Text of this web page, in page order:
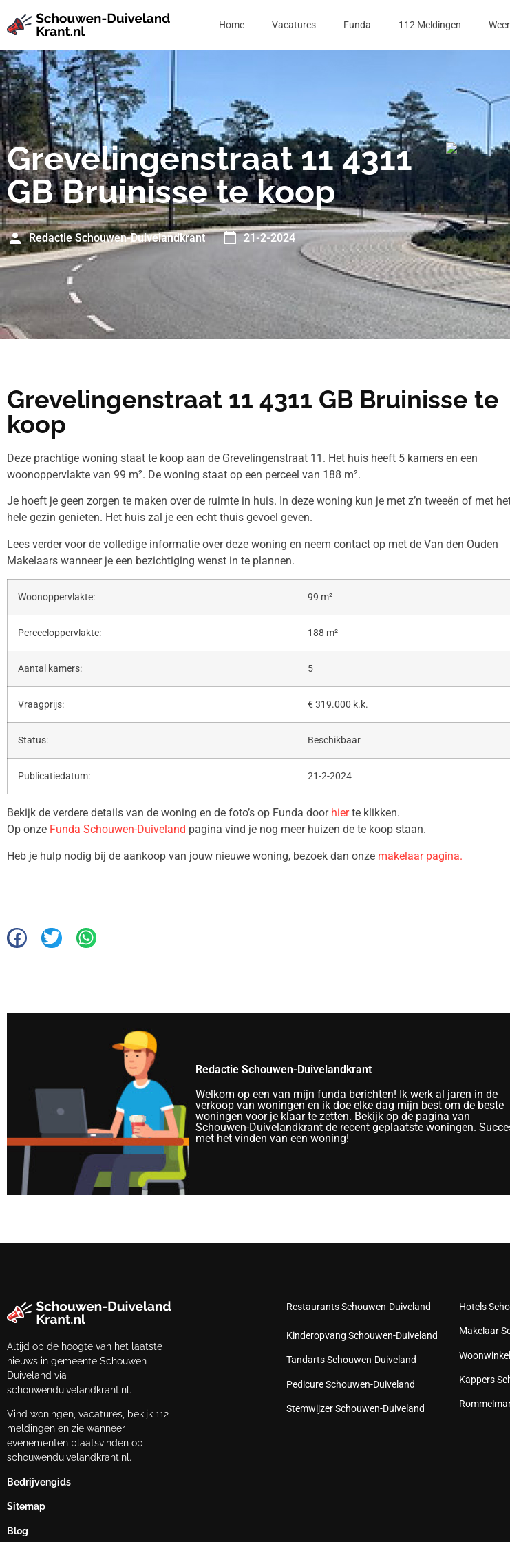
Home Vacatures Funda 112 Meldingen
Grevelingenstraat 11 4311
GB Bruinisse te koop
Redactie Schouwen-Duivelandkrant 21-2-2024
Grevelingenstraat 11 4311 GB Bruinisse te
koop
Deze prachtige woning staat te koop aan de Grevelingenstraat 11. Het huis heeft 5 kamers en een
woonoppervlakte van 99 m². De woning staat op een perceel van 188 m².
Je hoeft je geen zorgen te maken over de ruimte in huis. In deze woning kun je met z’n tweeën of met
hele gezin genieten. Het huis zal je een echt thuis gevoel geven.
Lees verder voor de volledige informatie over deze woning en neem contact op met de Van den Ouden
Makelaars wanneer je een bezichtiging wenst in te plannen.
Woonoppervlakte: 99 m²
Perceeloppervlakte: 188 m²
Aantal kamers: 5
Vraagprijs: € 319.000 k.k.
Status: Beschikbaar
Publicatiedatum: 21-2-2024
Bekijk de verdere details van de woning en de foto’s op Funda door hierte klikken.
Op onze Funda Schouwen-Duiveland pagina vind je nog meer huizen de te koop staan.
Heb je hulp nodig bij de aankoop van jouw nieuwe woning, bezoek dan onze makelaar pagina.
Redactie Schouwen-Duivelandkrant
Welkom op een van mijn funda berichten! Ik werk al jaren in de
verkoop van woningen en ik doe elke dag mijn best om de beste
woningen voor je klaar te zetten. Bekijk op de pagina van
Schouwen-Duivelandkrant de recent geplaatste woningen.
met het vinden van een woning!
Altijd op de hoogte van het laatste
nieuws in gemeente Schouwen-
Duiveland via
schouwenduivelandkrant.nl.
Vind woningen, vacatures, bekijk 112
meldingen en zie wanneer
evenementen plaatsvinden op
schouwenduivelandkrant.nl.
Bedrijvengids
Sitemap
Blog
Restaurants Schouwen-Duiveland
Kinderopvang Schouwen-Duiveland
Tandarts Schouwen-Duiveland
Pedicure Schouwen-Duiveland
Stemwijzer Schouwen-Duiveland
Hotels
Makelaar
Kappers